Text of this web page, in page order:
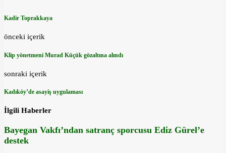
Kadir Toprakkaya
önceki içerik
Klip yönetmeni Murad Küçük gözaltına alındı
sonraki içerik
Kadıköy’de asayiş uygulaması
İlgili Haberler
Bayegan Vakfı’ndan satranç sporcusu Ediz Gürel’e
destek